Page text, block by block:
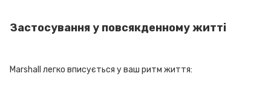
Застосування у повсякденному житті
Marshall легко вписується у ваш ритм життя: